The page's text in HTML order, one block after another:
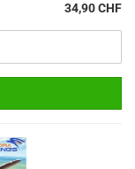
34,90 CHF